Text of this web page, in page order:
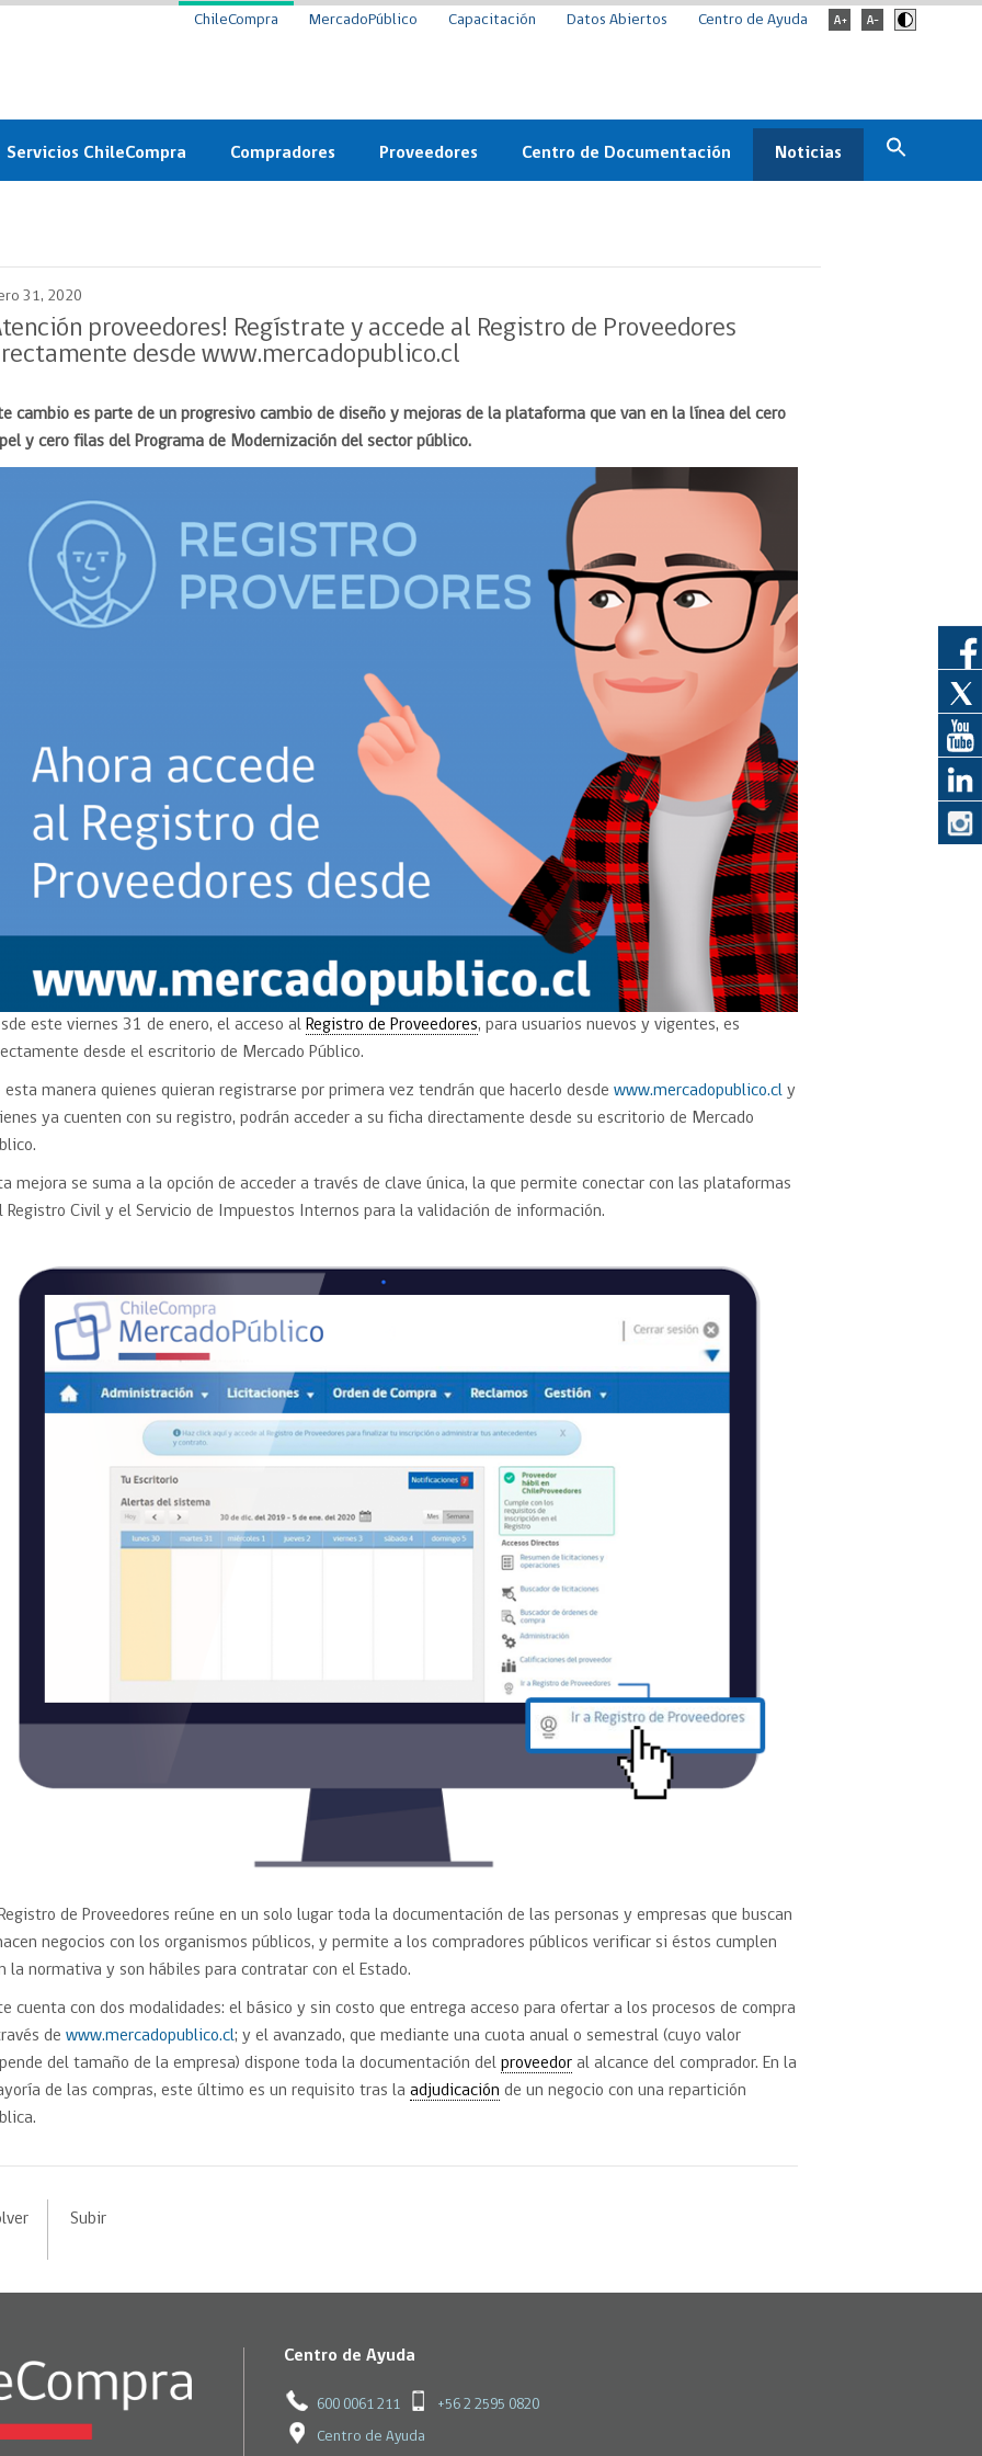
ChileCompra MercadoPúblico Capacitación Datos Abiertos Centro de Ayuda
Servicios ChileCompra
Eficiencia
Capacitación ChileCompra:
Certificación competencias
Asesorías estratégicas
Compras Coordinadas
Datos Abiertos
Emergencias
Compradores
Circular
Compra Ágil
Tipos de Licitaciones
Bases Tipo de Licitación
Convenio Marco
Subasta inversa
electrónica
Gestión de Contratos
Compras públicas con
perspectiva de género
Proveedores
Licitaciones
Convenio Marco
Subasta inversa
electrónica proveedor
Requisitos para obtener el
Centro de Documentación Noticias
Archivo de noticias
31, 2020
proveedores! Regístrate y accede al Registro de Proveedores
desde www.mercadopublico.cl
cambio es parte de unprogresivo cambio de diseño y mejoras de la plataforma que van en la línea del cero
y cero filas del Programa de Modernización del sector público.
este viernes 31 de enero, el acceso al Registro de Proveedores, para usuarios nuevos y vigentes, es
desde el escritorio de Mercado Público.
esta manera quienes quieran registrarse por primera vez tendrán que hacerlo desdewww.mercadopublico.cl y
ya cuenten con su registro, podrán acceder a su ficha directamente desde su escritorio de Mercado
mejora se suma a la opción de acceder a través de clave única, la que permite conectar con las plataformas
Registro Civil y el Servicio de Impuestos Internos para la validación de información.
de Proveedores reúne en un solo lugar toda la documentación de las personas y empresas que buscan
negocios con los organismos públicos, y permite a los compradores públicos verificar si éstos cumplen
la normativa y son hábiles para contratar con el Estado.
cuenta con dos modalidades: el básico y sin costo que entrega acceso para ofertar a los procesos de compra
dewww.mercadopublico.cl; y el avanzado, que mediante una cuota anual o semestral (cuyo valor
del tamaño de la empresa) dispone toda la documentación delproveedor al alcance del comprador. En la
de las compras, este último es un requisito tras laadjudicación de un negocio con una repartición
Subir
Centro de Ayuda
600 0061 211 +56 2 2595 0820
Centro de Ayuda